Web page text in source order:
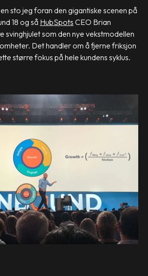
sto jeg foran den gigantiske scenen på
18 og så HubSpots CEO Brian
svinghjulet som den nye vekstmodellen
Det handler om å fjerne friksjon
større fokus på hele kundens syklus.